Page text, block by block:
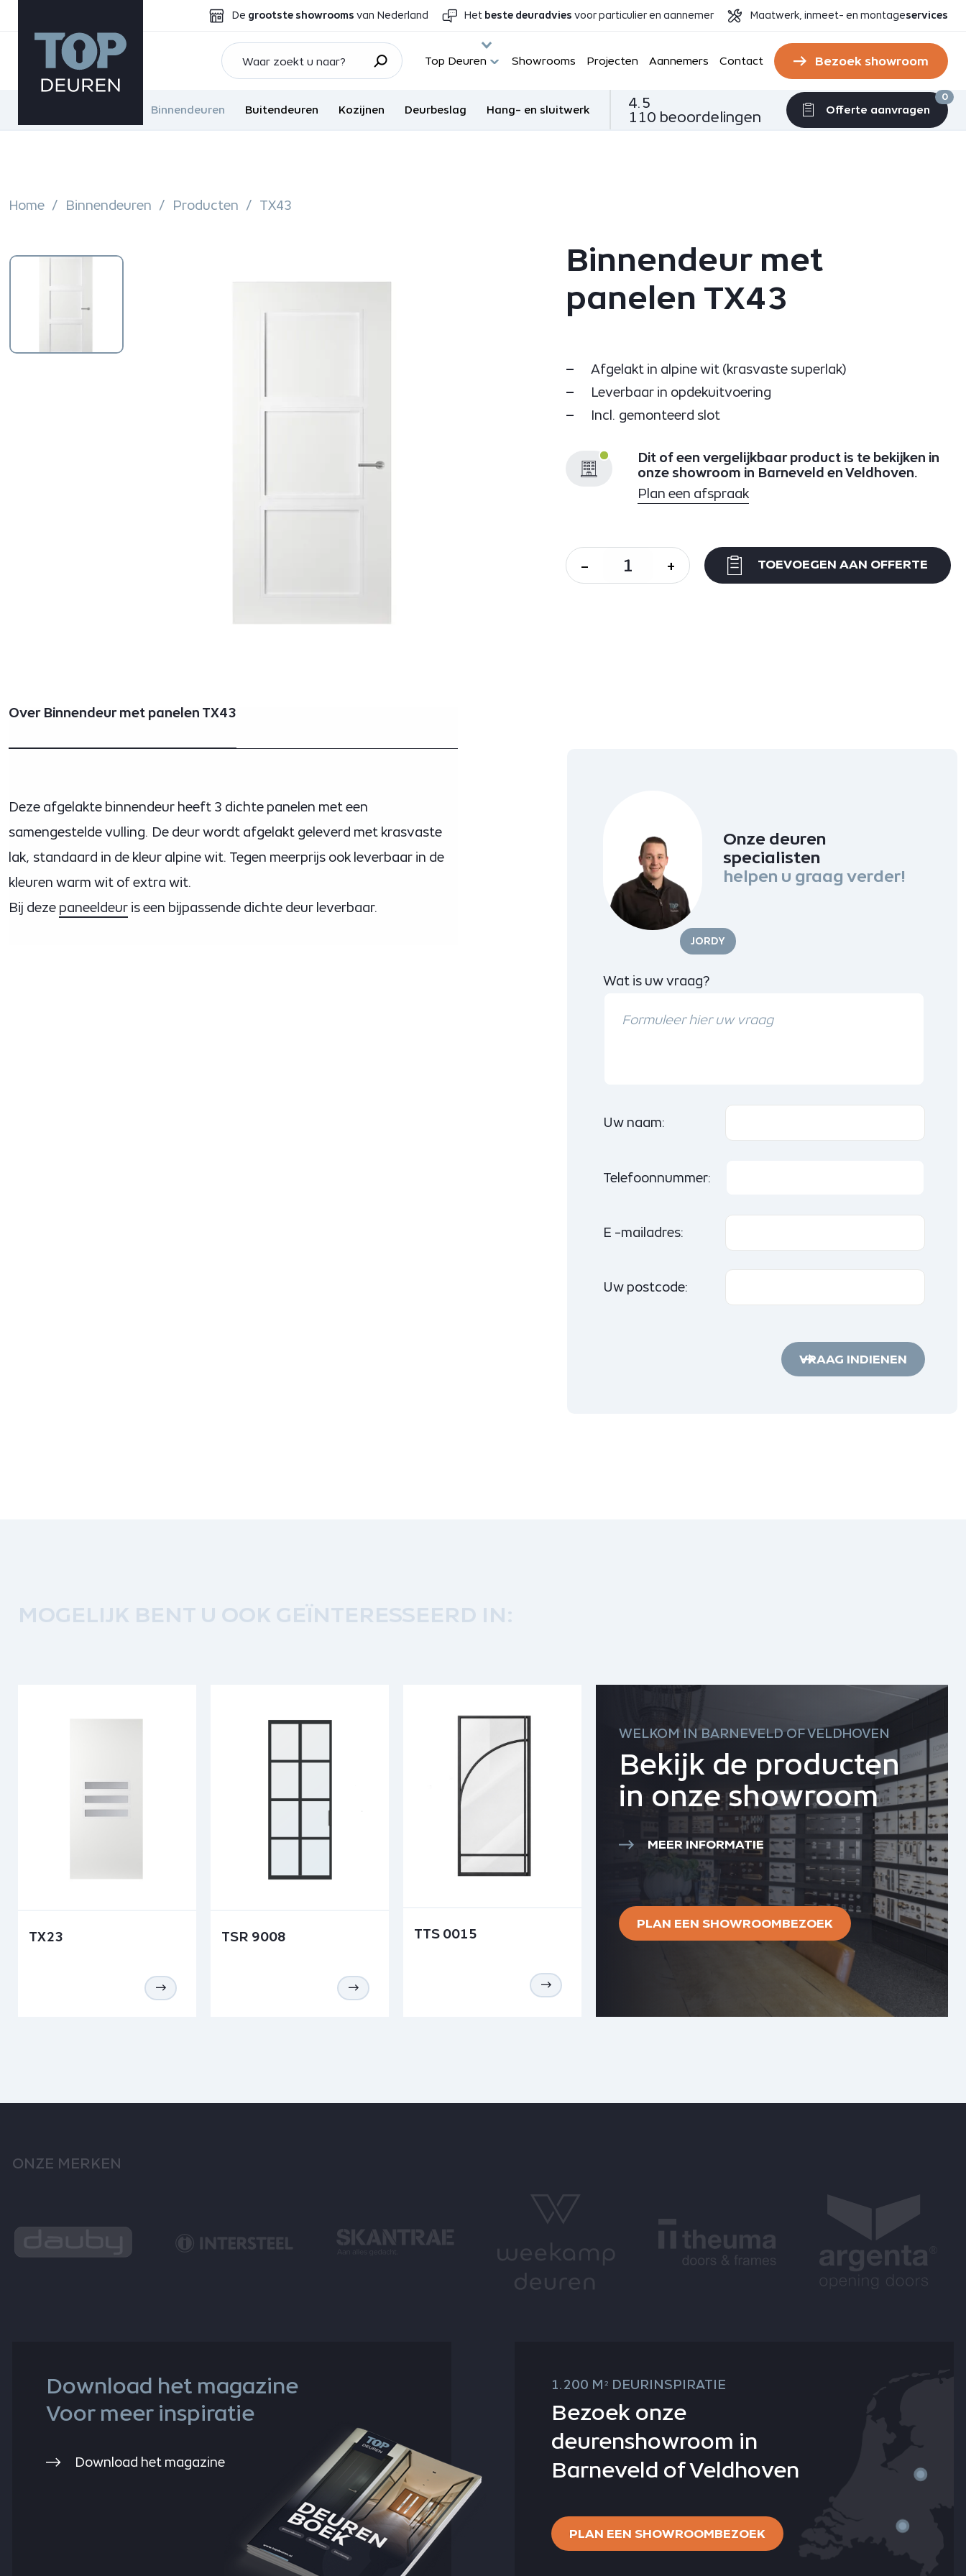
De grootste showrooms van Nederland Het beste deuradvies voor particulier en aannemer Maatwerk, inmeet- en montageservices
Top Deuren Showrooms Projecten Aannemers Contact Bezoek showroom
Binnendeuren Buitendeuren Kozijnen Deurbeslag Hang- en sluitwerk
4.5
110 beoordelingen
Offerte aanvragen
0
Home Binnendeuren Producten TX43
Binnendeur met
panelen TX43
Afgelakt in alpine wit (krasvaste superlak)
Leverbaar in opdekuitvoering
Incl. gemonteerd slot
Dit of een vergelijkbaar product is te bekijken in
onze showroom in Barneveld en Veldhoven.
Plan een afspraak
- + TOEVOEGEN AAN OFFERTE
Over Binnendeur met panelen TX43
Deze afgelakte binnendeur heeft 3 dichte panelen met een
samengestelde vulling. De deur wordt afgelakt geleverd met krasvaste
lak, standaard in de kleur alpine wit. Tegen meerprijs ook leverbaar in de
kleuren warm wit of extra wit.
Bij deze paneeldeur is een bijpassende dichte deur leverbaar.
JORDY
Onze deuren
specialisten
helpen u graag verder!
Wat is uw vraag?
Uw naam:
Telefoonnummer:
E -mailadres:
Uw postcode:
VRAAG INDIENEN
MOGELIJK BENT U OOK GEÏNTERESSEERD IN:
TX23 TSR 9008 TTS 0015
WELKOM IN BARNEVELD OF VELDHOVEN
Bekijk de producten
in onze showroom
MEER INFORMATIE
PLAN EEN SHOWROOMBEZOEK
ONZE MERKEN
Download het magazine
Voor meer inspiratie
Download het magazine
1.200 M 2 DEURINSPIRATIE
Bezoek onze
deurenshowroom in
Barneveld of Veldhoven
PLAN EEN SHOWROOMBEZOEK